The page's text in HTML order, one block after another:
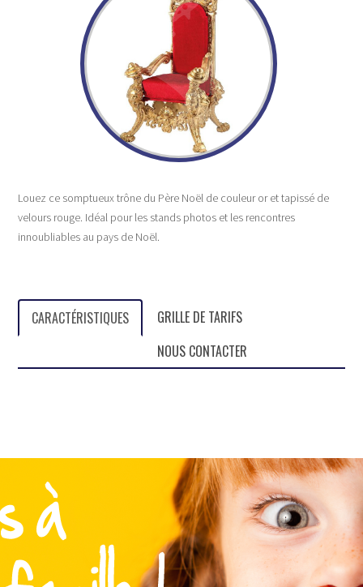
Louez ce somptueux trône du Père Noël de couleur or et tapissé de
velours rouge. Idéal pour les stands photos et les rencontres
innoubliables au pays de Noël.
CARACTÉRISTIQUES
GRILLE DE TARIFS
NOUS CONTACTER